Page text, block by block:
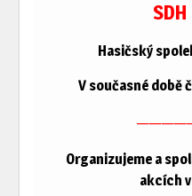
Hasičský
V současné době
Organizujeme a
akcích